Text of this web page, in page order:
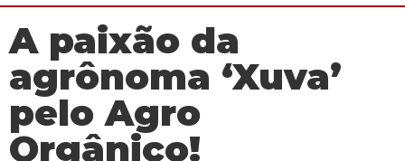
A paixão da
agrônoma ‘Xuva’
pelo Agro
Orgânico!